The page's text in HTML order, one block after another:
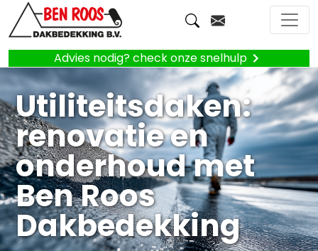
Advies nodig? check onze snelhulp
Utiliteitsdaken:
renovatie en
onderhoud met
Ben Roos
Dakbedekking